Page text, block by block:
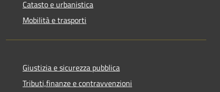
Catasto e urbanistica
Mobilità e trasporti
Giustizia e sicurezza pubblica
Tributi,finanze e contravvenzioni